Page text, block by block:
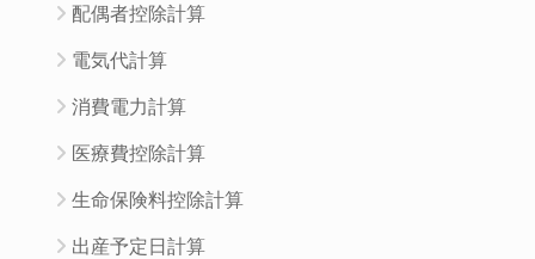
配偶者控除計算
電気代計算
消費電力計算
医療費控除計算
生命保険料控除計算
出産予定日計算